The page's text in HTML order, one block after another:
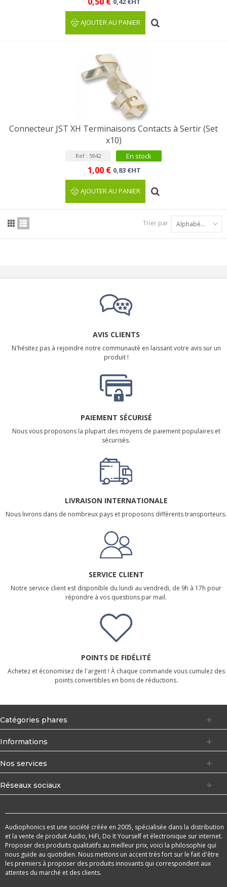
AJOUTER AU PANIER
Connecteur JST XH Terminaisons Contacts à Sertir (Set
x10)
Ref : 5942 En stock
1,00 € 0,83 €HT
AJOUTER AU PANIER
Trier par Alphabétique : A à Z
AVIS CLIENTS
N'hésitez pas à rejoindre notre communauté en laissant votre avis sur un
produit !
PAIEMENT SÉCURISÉ
Nous vous proposons la plupart des moyens de paiement populaires et
sécurisés.
LIVRAISON INTERNATIONALE
Nous livrons dans de nombreux pays et proposons différents transporteurs.
SERVICE CLIENT
Notre service client est disponible du lundi au vendredi, de 9h à 17h pour
répondre à vos questions par mail.
POINTS DE FIDÉLITÉ
Achetez et économisez de l'argent ! À chaque commande vous cumulez des
points convertibles en bons de réductions.
Catégories phares
Informations
Nos services
Réseaux sociaux
Audiophonics est une société créée en 2005, spécialisée dans la distribution
et la vente de produit Audio, HiFi, Do It Yourself et électronique sur internet.
Proposer des produits qualitatifs au meilleur prix, voici la philosophie qui
nous guide au quotidien. Nous mettons un accent très fort sur le fait d'être
les premiers à proposer des produits innovants qui correspondent aux
attentes du marché et des clients.